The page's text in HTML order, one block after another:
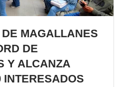
MAGALLANES
DE
Y ALCANZA
INTERESADOS